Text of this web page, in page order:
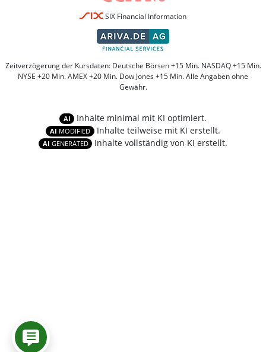
SIX Financial Information
Zeitverzögerung der Kursdaten: Deutsche Börsen +15 Min. NASDAQ +15 Min.
NYSE +20 Min. AMEX +20 Min. Dow Jones +15 Min. Alle Angaben ohne
Gewähr.
AI Inhalte minimal mit KI optimiert.
AI MODIFIED Inhalte teilweise mit KI erstellt.
AI GENERATED Inhalte vollständig von KI erstellt.